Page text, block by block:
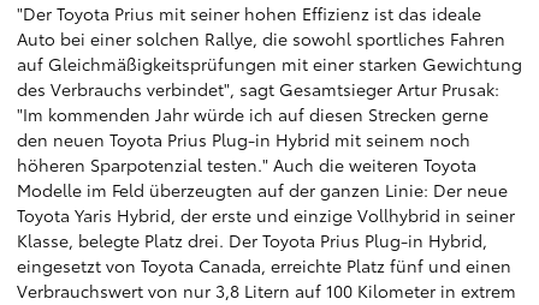
"Der Toyota Prius mit seiner hohen Effizienz ist das ideale
Auto bei einer solchen Rallye, die sowohl sportliches Fahren
auf Gleichmäßigkeitsprüfungen mit einer starken Gewichtung
des Verbrauchs verbindet", sagt Gesamtsieger Artur Prusak:
"Im kommenden Jahr würde ich auf diesen Strecken gerne
den neuen Toyota Prius Plug-in Hybrid mit seinem noch
höheren Sparpotenzial testen." Auch die weiteren Toyota
Modelle im Feld überzeugten auf der ganzen Linie: Der neue
Toyota Yaris Hybrid, der erste und einzige Vollhybrid in seiner
Klasse, belegte Platz drei. Der Toyota Prius Plug-in Hybrid,
eingesetzt von Toyota Canada, erreichte Platz fünf und einen
Verbrauchswert von nur 3,8 Litern auf 100 Kilometer in extrem